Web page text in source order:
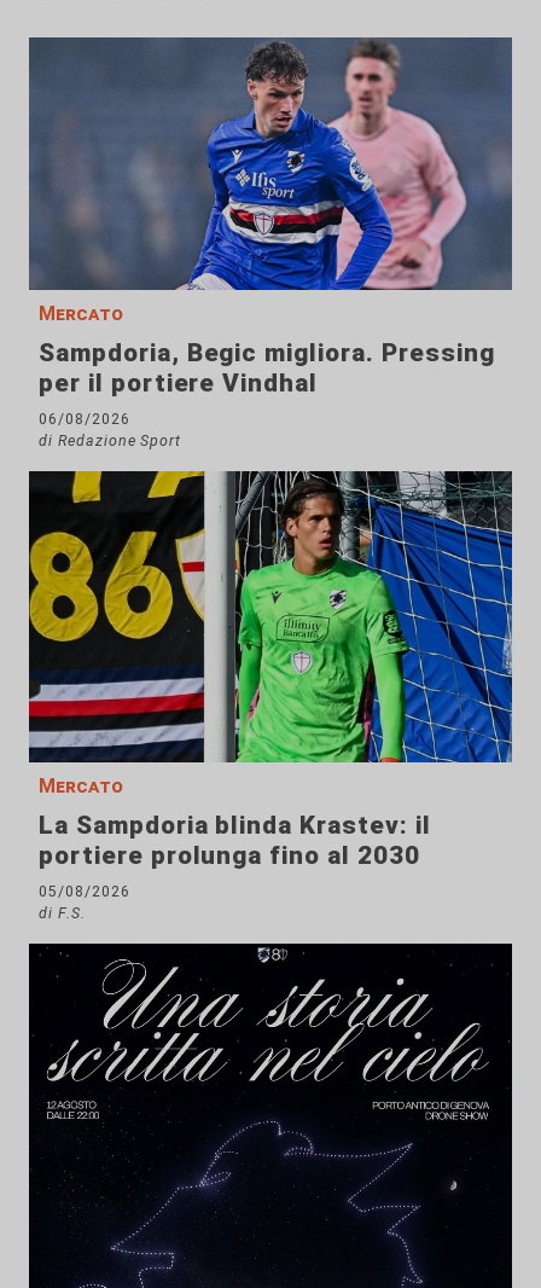
Mercato
Sampdoria, Begic migliora. Pressing
per il portiere Vindhal
06/08/2026
di Redazione Sport
Mercato
La Sampdoria blinda Krastev: il
portiere prolunga fino al 2030
05/08/2026
di F.S.